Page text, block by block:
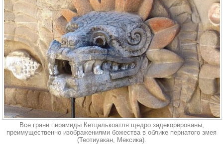
Все грани пирамиды Кетцалькоатля щедро задекорированы,
преимущественно изображениями божества в облике пернатого змея
(Теотиуакан, Мексика).